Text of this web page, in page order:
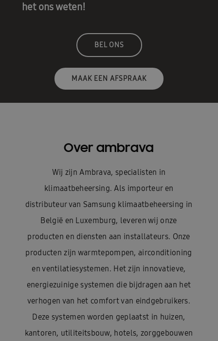
het ons weten!
BEL ONS
MAAK EEN AFSPRAAK
Over ambrava
Wij zijn Ambrava, specialisten in
klimaatbeheersing. Als importeur en
distributeur van Samsung klimaatbeheersing in
België en Luxemburg, leveren wij onze
producten en diensten aan installateurs. Onze
producten zijn warmtepompen, airconditioning
en ventilatiesystemen. Het zijn innovatieve,
energiezuinige systemen die bijdragen aan het
verhogen van het comfort van eindgebruikers.
Deze systemen worden geplaatst in huizen,
kantoren, utiliteitsbouw, hotels, zorggebouwen